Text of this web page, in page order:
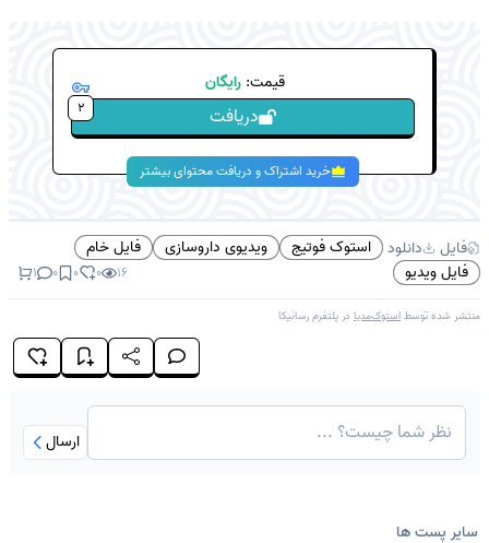
قیمت: رایگان
دریافت 2
خرید اشتراک و دریافت محتوای بیشتر
فایل دانلود استوک فوتیج ویدیوی داروسازی
فایل خام
فایل ویدیو
16
0
0
0
1
منتشر شده توسطاستوک‌مدیا در پلتفرمرسانیکا
ارسال
سایر پست ها